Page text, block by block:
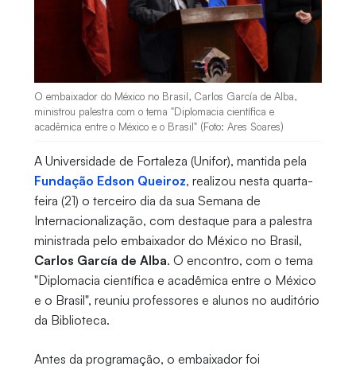
O embaixador do México no Brasil, Carlos García de Alba,
ministrou palestra com o tema "Diplomacia científica e
acadêmica entre o México e o Brasil" (Foto: Ares Soares)
A Universidade de Fortaleza (Unifor), mantida pela
Fundação Edson Queiroz, realizou nesta quarta-
feira (21) o terceiro dia da sua Semana de
Internacionalização, com destaque para a palestra
ministrada pelo embaixador do México no Brasil,
Carlos García de Alba. O encontro, com o tema
"Diplomacia científica e acadêmica entre o México
e o Brasil", reuniu professores e alunos no auditório
da Biblioteca.
Antes da programação, o embaixador foi